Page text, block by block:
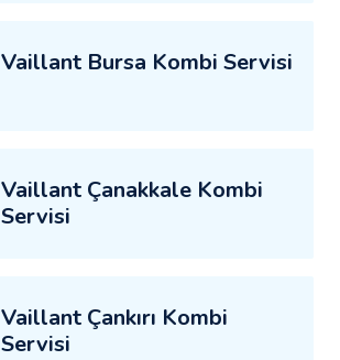
Vaillant Bursa Kombi Servisi
Vaillant Çanakkale Kombi
Servisi
Vaillant Çankırı Kombi
Servisi